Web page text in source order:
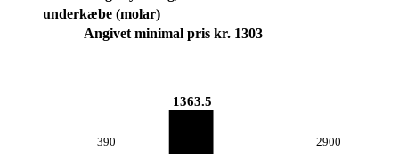
underkæbe (molar)
Angivet minimal pris kr. 1303
390
1363.5
2900